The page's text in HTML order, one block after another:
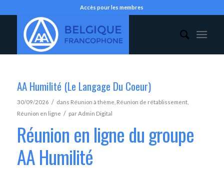
Accès pour les membres
AA Humilité (Le Langage Du Coeur)
30/09/2026 / dans Réunion à thème Réunion de rétablissement,
Réunion en ligne / parAdmin Digital
Réunion en ligne du groupe
AA Humilité